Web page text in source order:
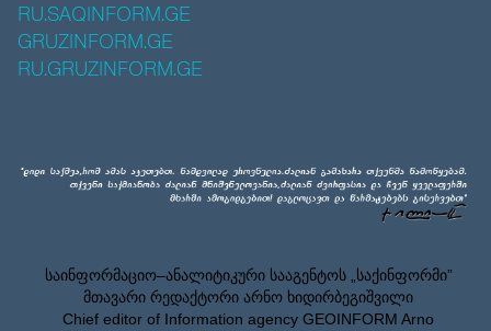
RU.SAQINFORM.GE
GRUZINFORM.GE
RU.GRUZINFORM.GE
საინფორმაციო–ანალიტიკური სააგენტოს „საქინფორმი”
მთავარი რედაქტორი არნო ხიდირბეგიშვილი
Chief editor of Information agency GEOINFORM Arno